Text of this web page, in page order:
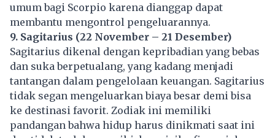
umum bagi Scorpio karena dianggap dapat
membantu mengontrol pengeluarannya.
9. Sagitarius (22 November – 21 Desember)
Sagitarius dikenal dengan kepribadian yang bebas
dan suka berpetualang, yang kadang menjadi
tantangan dalam pengelolaan keuangan. Sagitarius
tidak segan mengeluarkan biaya besar demi bisa
ke destinasi favorit. Zodiak ini memiliki
pandangan bahwa hidup harus dinikmati saat ini